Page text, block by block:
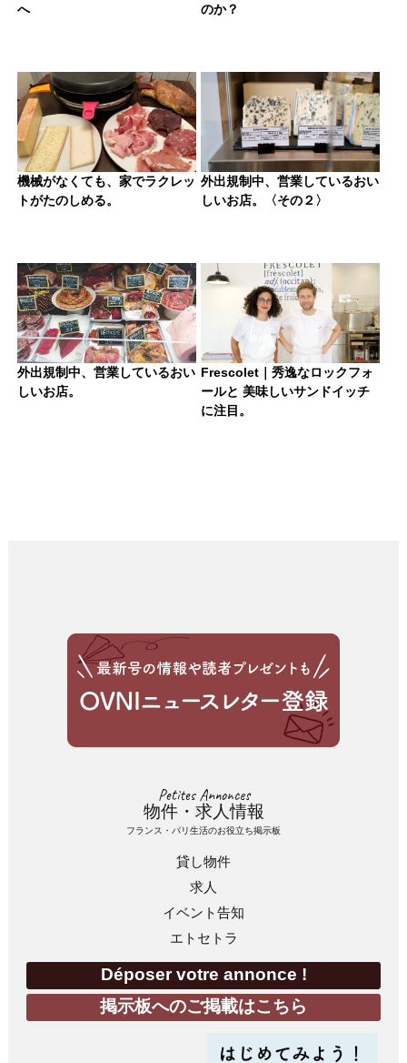
へ
のか？
機械がなくても、家でラクレッ
トがたのしめる。
外出規制中、営業しているおい
しいお店。〈その２〉
外出規制中、営業しているおい
しいお店。
Frescolet｜秀逸なロックフォ
ールと 美味しいサンドイッチ
に注目。
Petites Annonces
物件・求人情報
フランス・パリ生活のお役立ち掲示板
貸し物件
求人
イベント告知
エトセトラ
Déposer votre annonce !
掲示板へのご掲載はこちら